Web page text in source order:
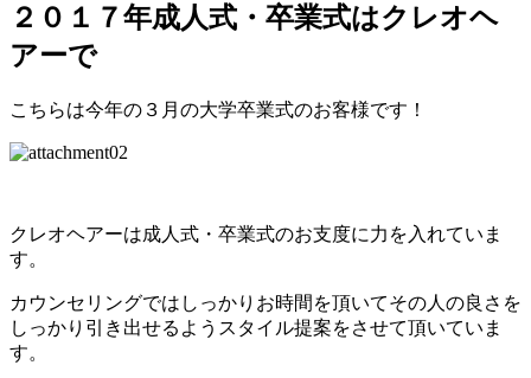
２０１７年成人式・卒業式はクレオヘ
アーで
こちらは今年の３月の大学卒業式のお客様です！
クレオヘアーは成人式・卒業式のお支度に力を入れていま
す。
カウンセリングではしっかりお時間を頂いてその人の良さを
しっかり引き出せるようスタイル提案をさせて頂いていま
す。